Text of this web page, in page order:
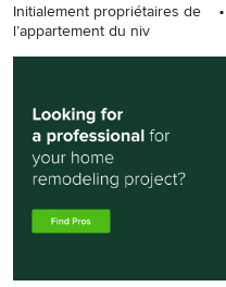
Initialement propriétaires de
l’appartement du niv
Exemple d'une grande salle
avec un mur blanc, un sol
marron et un sol en bois
brun.